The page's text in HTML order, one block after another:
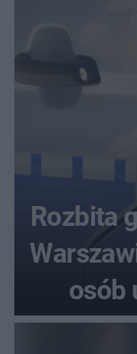
Rozbita
osób